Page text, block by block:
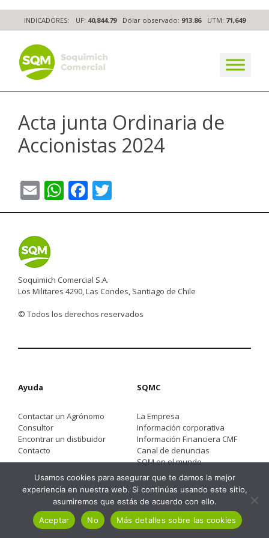
to
content
INDICADORES: UF: 40,844.79 Dólar observado: 913.86 UTM: 71,649
The worldwide business formula
Acta junta Ordinaria de
Accionistas 2024
EmailWhatsApp
Facebook
Soquimich Comercial S.A.
Los Militares 4290, Las Condes, Santiago de Chile
© Todos los derechos reservados
Ayuda
Contactar un Agrónomo
Consultor
Encontrar un distibuidor
Contacto
SQMC
La Empresa
Información corporativa
Información Financiera CMF
Canal de denuncias
SQM en el mundo
Usamos cookies para asegurar que te damos la mejor
experiencia en nuestra web. Si continúas usando este sitio,
asumiremos que estás de acuerdo con ello.
Aceptar
No Más detalles sobre las cookies